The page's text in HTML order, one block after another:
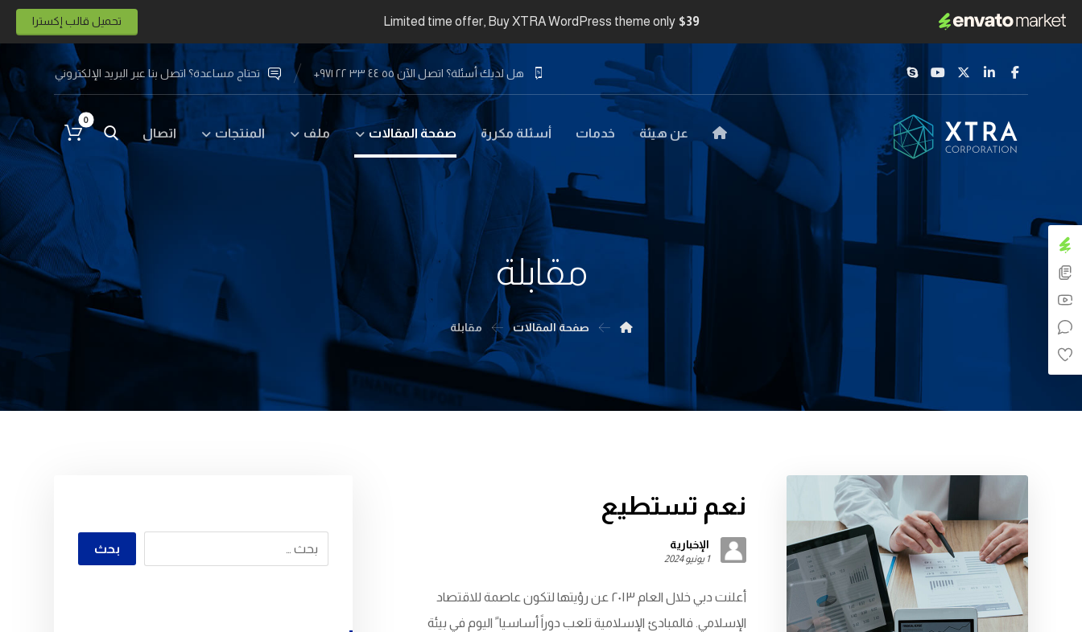
Limited time offer, Buy XTRA WordPress theme only $39 تحميل قالب إكسترا
تحتاج مساعدة؟ اتصل بنا عبر البريد الإلكتروني هل لديك أسئلة؟ اتصل الآن ٥٥ ٤٤ ٣٣ ٢٢ ٩٧١+
عن هيئة خدمات أسئلة مكررة صفحة المقالات ملف المنتجات اتصال
مقابلة
صفحة المقالات مقابلة
نعم تستطيع
الإخبارية
1 يونيو 2024
أعلنت دبي خلال العام ٢٠١٣ عن رؤيتها لتكون عاصمة للاقتصاد
الإسلامي. فالمبادئ الإسلامية تلعب دوراً أساسيا ً اليوم في بيئة